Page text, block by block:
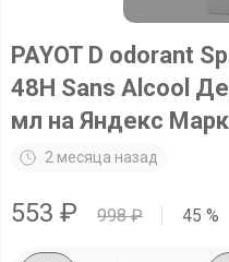
PAYOT D odorant
48H Sans Alcool
мл на Яндекс
2 месяца назад
553 ₽ 998₽ 45 %